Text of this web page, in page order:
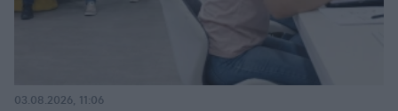
03.08.2026, 11:06